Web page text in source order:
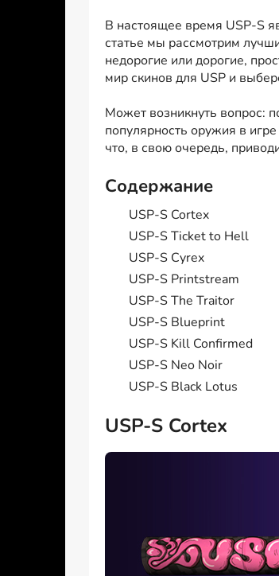
В настоящее время USP-S
статье мы рассмотрим
недорогие или дорогие,
мир скинов для USP и
Может возникнуть вопрос:
популярность оружия в
что, в свою очередь,
Содержание
USP-S Cortex
USP-S Ticket to Hell
USP-S Cyrex
USP-S Printstream
USP-S The Traitor
USP-S Blueprint
USP-S Kill Confirmed
USP-S Neo Noir
USP-S Black Lotus
USP-S Cortex